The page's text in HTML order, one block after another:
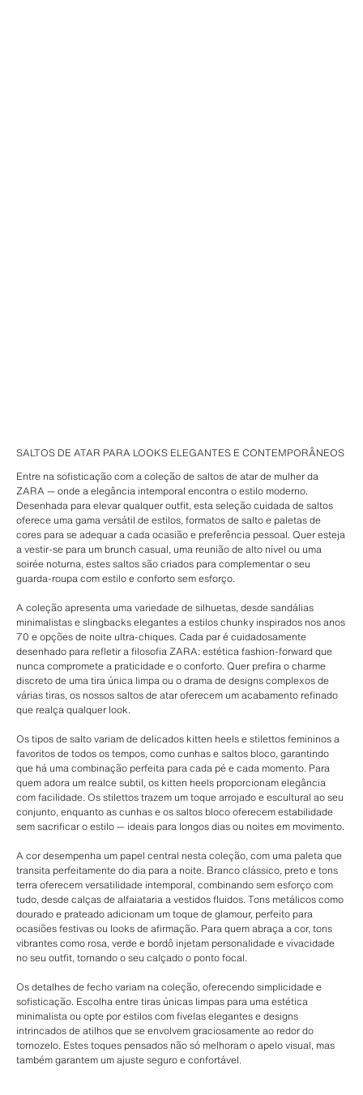
SALTOS DE ATAR PARA LOOKS ELEGANTES E CONTEMPORÂNEOS
Entre na sofisticação com a coleção de saltos de atar de mulher da
ZARA — onde a elegância intemporal encontra o estilo moderno.
Desenhada para elevar qualquer outfit, esta seleção cuidada de saltos
oferece uma gama versátil de estilos, formatos de salto e paletas de
cores para se adequar a cada ocasião e preferência pessoal. Quer esteja
a vestir-se para um brunch casual, uma reunião de alto nível ou uma
soirée noturna, estes saltos são criados para complementar o seu
guarda-roupa com estilo e conforto sem esforço.
A coleção apresenta uma variedade de silhuetas, desde sandálias
minimalistas e slingbacks elegantes a estilos chunky inspirados nos anos
70 e opções de noite ultra-chiques. Cada par é cuidadosamente
desenhado para refletir a filosofia ZARA: estética fashion-forward que
nunca compromete a praticidade e o conforto. Quer prefira o charme
discreto de uma tira única limpa ou o drama de designs complexos de
várias tiras, os nossos saltos de atar oferecem um acabamento refinado
que realça qualquer look.
Os tipos de salto variam de delicados kitten heels e stilettos femininos a
favoritos de todos os tempos, como cunhas e saltos bloco, garantindo
que há uma combinação perfeita para cada pé e cada momento. Para
quem adora um realce subtil, os kitten heels proporcionam elegância
com facilidade. Os stilettos trazem um toque arrojado e escultural ao seu
conjunto, enquanto as cunhas e os saltos bloco oferecem estabilidade
sem sacrificar o estilo — ideais para longos dias ou noites em movimento.
A cor desempenha um papel central nesta coleção, com uma paleta que
transita perfeitamente do dia para a noite. Branco clássico, preto e tons
terra oferecem versatilidade intemporal, combinando sem esforço com
tudo, desde calças de alfaiataria a vestidos fluidos. Tons metálicos como
dourado e prateado adicionam um toque de glamour, perfeito para
ocasiões festivas ou looks de afirmação. Para quem abraça a cor, tons
vibrantes como rosa, verde e bordô injetam personalidade e vivacidade
no seu outfit, tornando o seu calçado o ponto focal.
Os detalhes de fecho variam na coleção, oferecendo simplicidade e
sofisticação. Escolha entre tiras únicas limpas para uma estética
minimalista ou opte por estilos com fivelas elegantes e designs
intrincados de atilhos que se envolvem graciosamente ao redor do
tornozelo. Estes toques pensados não só melhoram o apelo visual, mas
também garantem um ajuste seguro e confortável.